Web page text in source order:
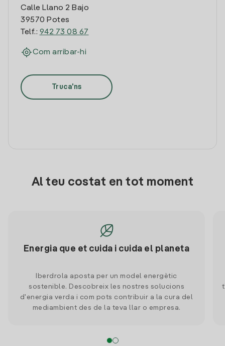
Calle Llano 2 Bajo
39570 Potes
Telf.: 942 73 08 67
Com arribar-hi
Truca'ns
Al teu costat en tot moment
Energia que et cuida i cuida el planeta
Iberdrola aposta per un model energètic
sostenible. Descobreix les nostres solucions
d'energia verda i com pots contribuir a la cura del
mediambient des de la teva llar o empresa.